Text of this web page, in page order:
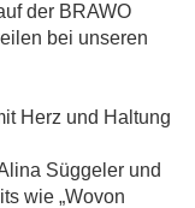
der BRAWO
bei unseren
Herz und Haltung
Süggeler und
wie „Wovon